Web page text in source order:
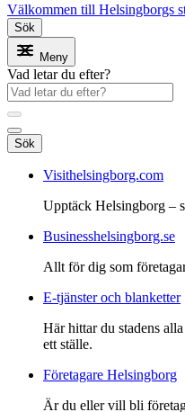
Välkommen till Helsingborgs
Sök
Meny
Vad letar du efter?
Sök
Visithelsingborg.com
Upptäck Helsingborg –
Businesshelsingborg.se
Allt för dig som
E-tjänster och blanketter
Här hittar du stadens
ett ställe.
Företagare Helsingborg
Är du eller vill bli